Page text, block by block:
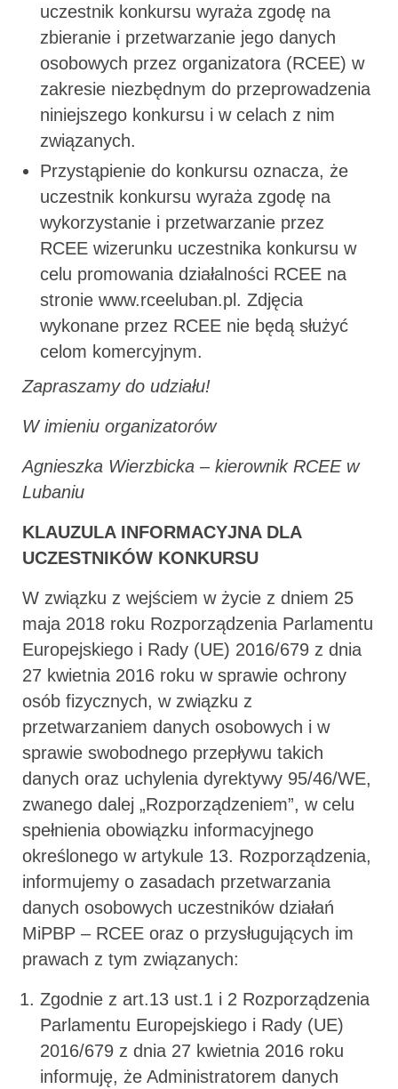
uczestnik konkursu wyraża zgodę na
zbieranie i przetwarzanie jego danych
osobowych przez organizatora (RCEE) w
zakresie niezbędnym do przeprowadzenia
niniejszego konkursu i w celach z nim
związanych.
Przystąpienie do konkursu oznacza, że
uczestnik konkursu wyraża zgodę na
wykorzystanie i przetwarzanie przez
RCEE wizerunku uczestnika konkursu w
celu promowania działalności RCEE na
stronie www.rceeluban.pl. Zdjęcia
wykonane przez RCEE nie będą służyć
celom komercyjnym.
Zapraszamy do udziału!
W imieniu organizatorów
Agnieszka Wierzbicka – kierownik RCEE w
Lubaniu
KLAUZULA INFORMACYJNA DLA
UCZESTNIKÓW KONKURSU
W związku z wejściem w życie z dniem 25
maja 2018 roku Rozporządzenia Parlamentu
Europejskiego i Rady (UE) 2016/679 z dnia
27 kwietnia 2016 roku w sprawie ochrony
osób fizycznych, w związku z
przetwarzaniem danych osobowych i w
sprawie swobodnego przepływu takich
danych oraz uchylenia dyrektywy 95/46/WE,
zwanego dalej „Rozporządzeniem”, w celu
spełnienia obowiązku informacyjnego
określonego w artykule 13. Rozporządzenia,
informujemy o zasadach przetwarzania
danych osobowych uczestników działań
MiPBP – RCEE oraz o przysługujących im
prawach z tym związanych:
Zgodnie z art.13 ust.1 i 2 Rozporządzenia
Parlamentu Europejskiego i Rady (UE)
2016/679 z dnia 27 kwietnia 2016 roku
informuję, że Administratorem danych